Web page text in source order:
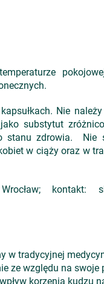
Nie
substytut
stanu zdrowia. Nie
w ciąży oraz w
kontakt:
w tradycyjnej
ze względu na swoje
korzenia kudzu